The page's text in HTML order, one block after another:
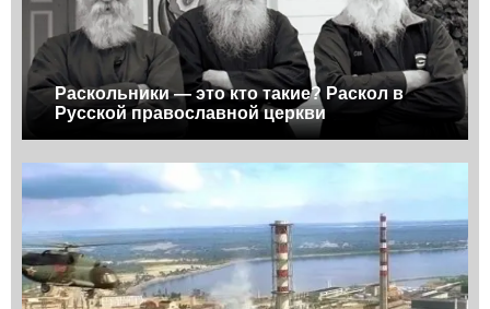
Раскольники — это кто такие? Раскол в
Русской православной церкви